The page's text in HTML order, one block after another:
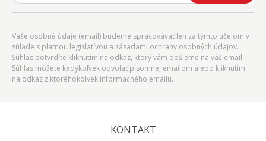
Vaše osobné údaje (email) budeme spracovávať len za týmto účelom v
súlade s platnou legislatívou a zásadami ochrany osobných údajov.
Súhlas potvrdíte kliknutím na odkaz, ktorý vám pošleme na váš email.
Súhlas môžete kedykoľvek odvolať písomne, emailom alebo kliknutím
na odkaz z ktoréhokoľvek informačného emailu.
KONTAKT